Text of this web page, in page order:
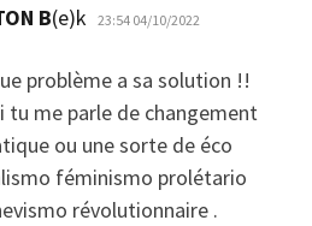
B(e)k dio:
23:54 04/10/2022
problème a sa solution !!
tu me parle de changement
ou une sorte de éco
féminismo prolétario
révolutionnaire .